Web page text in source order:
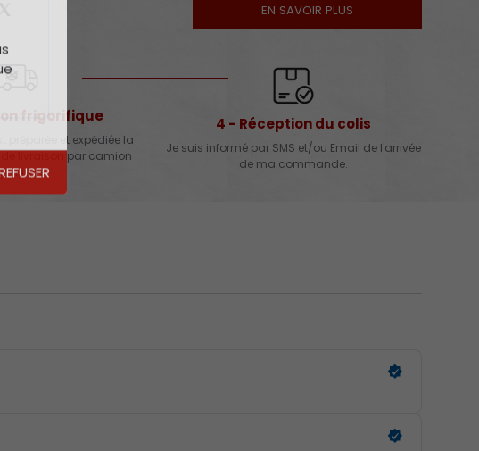
EN SAVOIR PLUS
frigorifique
et expédiée la
livraison par camion
4 - Réception du colis
Je suis informé par SMS et/ou Email de l'arrivée
de ma commande.